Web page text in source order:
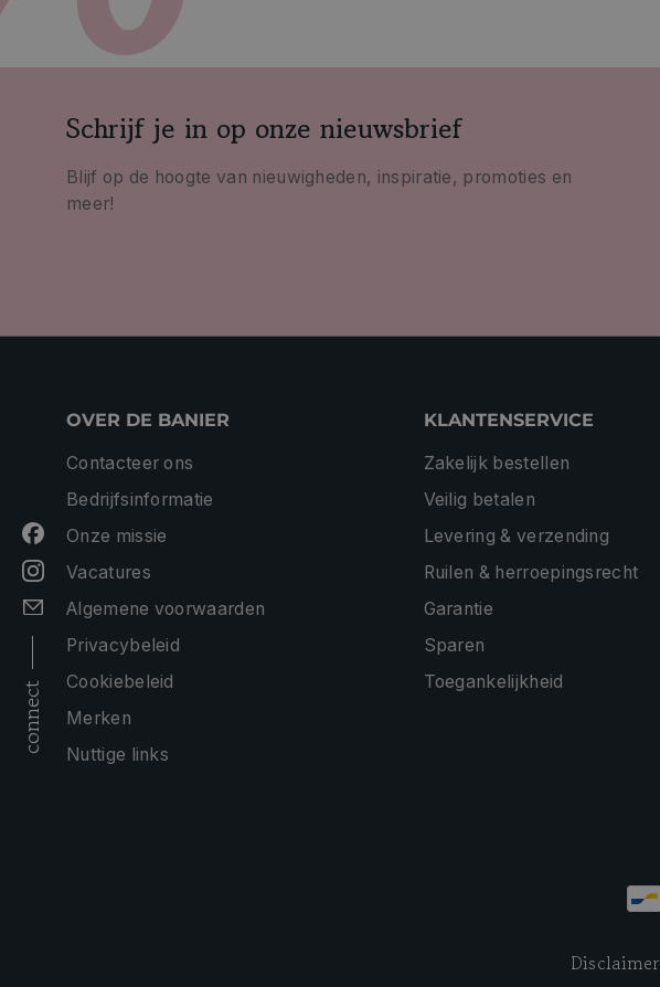
Schrijf je in op onze nieuwsbrief
Blijf op de hoogte van nieuwigheden, inspiratie, promoties en
meer!
connect
OVER DE BANIER
Contacteer ons
Bedrijfsinformatie
Onze missie
Vacatures
Algemene voorwaarden
Privacybeleid
Cookiebeleid
Merken
Nuttige links
KLANTENSERVICE
Zakelijk bestellen
Veilig betalen
Levering & verzending
Ruilen & herroepingsrecht
Garantie
Sparen
Toegankelijkheid
Disclaimer